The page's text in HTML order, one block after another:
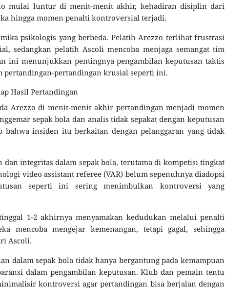
mulai luntur di menit-menit akhir, kehadiran disiplin dari
hingga momen penalti kontroversial terjadi.
psikologis yang berbeda. Pelatih Arezzo terlihat frustrasi
sedangkan pelatih Ascoli mencoba menjaga semangat tim
ini menunjukkan pentingnya pengambilan keputusan taktis
pertandingan-pertandingan krusial seperti ini.
Hasil Pertandingan
Arezzo di menit-menit akhir pertandingan menjadi momen
sepak bola dan analis tidak sepakat dengan keputusan
bahwa insiden itu berkaitan dengan pelanggaran yang tidak
integritas dalam sepak bola, terutama di kompetisi tingkat
video assistant referee (VAR) belum sepenuhnya diadopsi
seperti ini sering menimbulkan kontroversi yang
1-2 akhirnya menyamakan kedudukan melalui penalti
mencoba mengejar kemenangan, tetapi gagal, sehingga
Ascoli.
dalam sepak bola tidak hanya bergantung pada kemampuan
dalam pengambilan keputusan. Klub dan pemain tentu
kontroversi agar pertandingan bisa berjalan dengan